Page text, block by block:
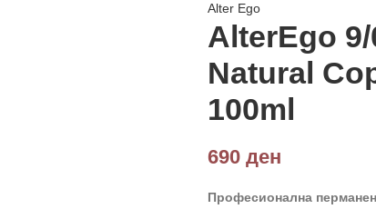
Alter Ego
AlterEgo
Natural
100ml
690 ден
Професионална